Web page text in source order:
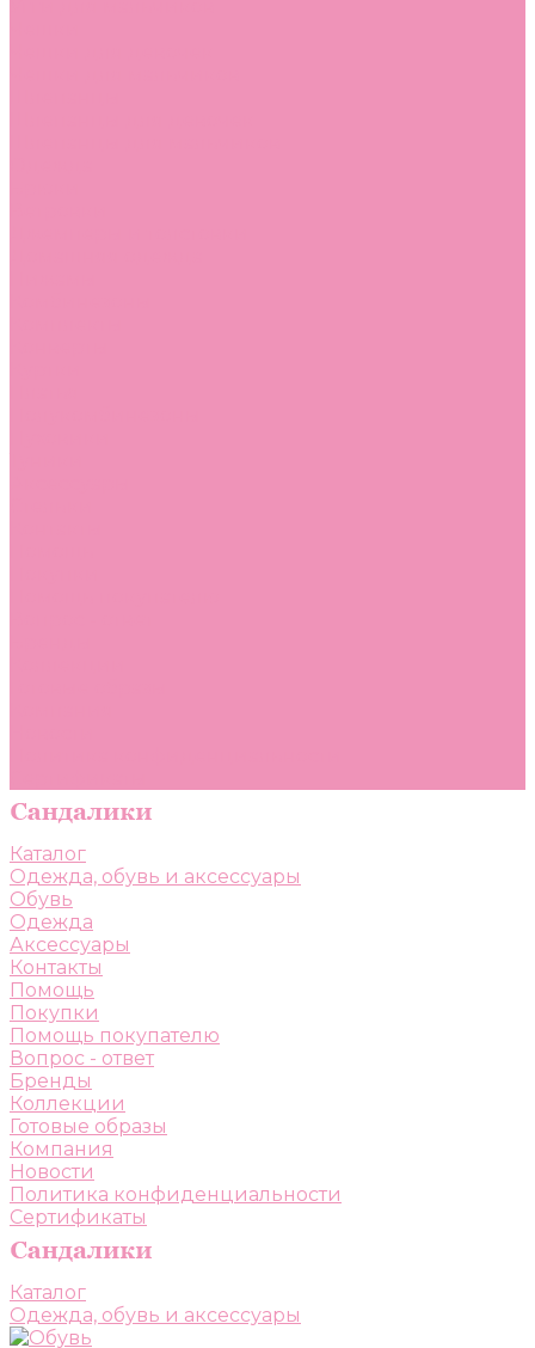
Каталог
Одежда, обувь и аксессуары
Обувь
Одежда
Аксессуары
Контакты
Помощь
Покупки
Помощь покупателю
Вопрос - ответ
Бренды
Коллекции
Готовые образы
Компания
Новости
Политика конфиденциальности
Сертификаты
Каталог
Одежда, обувь и аксессуары